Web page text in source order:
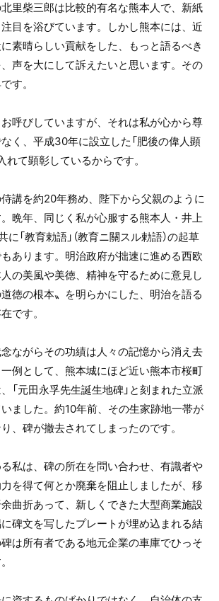
里柴三郎は比較的有名な熊本人で、新紙
目を浴びています。しかし熊本には、近
素晴らしい貢献をした、もっと語るべき
声を大にして訴えたいと思います。その
す。
呼びしていますが、それは私が心から尊
く、平成30年に設立した「肥後の偉人顕
れて顕彰しているからです。
講を約20年務め、陛下から父親のように
晩年、同じく私が心服する熊本人・井上
「教育勅語」（教育ニ關スル勅語）の起草
あります。明治政府が拙速に進める西欧
の美風や美徳、精神を守るために意見し
徳の根本〟を明らかにした、明治を語る
です。
ながらその功績は人々の記憶から消え去
例として、熊本城にほど近い熊本市桜町
「元田永孚先生誕生地碑」と刻まれた立派
ました。約10年前、その生家跡地一帯が
、碑が撤去されてしまったのです。
私は、碑の所在を問い合わせ、有識者や
を得て何とか廃棄を阻止しましたが、移
曲折あって、新しくできた大型商業施設
碑文を写したプレートが埋め込まれる結
は所有者である地元企業の車庫でひっそ